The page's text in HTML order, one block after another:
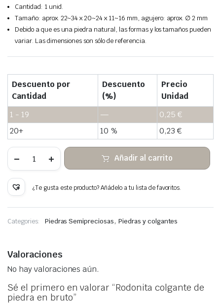
Cantidad: 1 unid.
Tamaño: aprox. 22~34 x 20~24 x 11~16 mm, agujero: aprox. ∅ 2 mm
Debido a que es una piedra natural, las formas y los tamaños pueden
variar. Las dimensiones son sólo de referencia.
Descuento por
Cantidad
Descuento
(%)
Precio
Unidad
1 - 19
— 0,25 €
20+
10 % 0,23 €
colgante
de
en
bruto
Añadir al carrito
¿Te gusta este producto? Añádelo a tu lista de favoritos.
Categories: Piedras Semipreciosas, Piedras y colgantes
Valoraciones
No hay valoraciones aún.
Sé el primero en valorar “Rodonita colgante de
piedra en bruto”